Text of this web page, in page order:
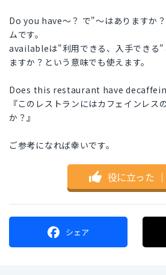
Do you have～？ で"～はありますか
ムです。
availableは"利用できる、入手できる"
ますか？という意味でも使えます。
Does this restaurant have
『このレストランにはカフェインレス
か？』
ご参考になれば幸いです。
役に立った ｜
シェア